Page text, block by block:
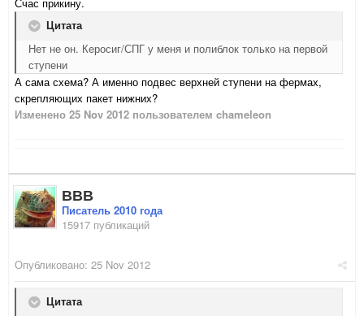
Счас прикину.
Цитата
Нет не он. Керосиг/СПГ у меня и полиблок только на первой
ступени
А сама схема? А именно подвес верхней ступени на фермах,
скрепляющих пакет нижних?
Изменено 25 Nov 2012 пользователем chameleon
ВВВ
Писатель 2010 года
15917 публикаций
Опубликовано: 25 Nov 2012
Цитата